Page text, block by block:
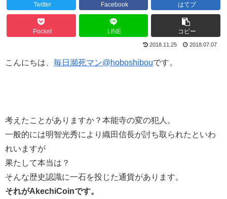
Twitter Facebook はてブ
Pocket LINE コピー
2018.11.25 2018.07.07
こんにちは、 毎日瀕死マン@hoboshibouです。
考えたことがありますか？本能寺の変の犯人。
一般的には明智光秀により織田信長が討ち取られたといわ
れいますが
果たして本当は？
そんな歴史認識に一石を投じた通貨があります。
それがAkechiCoinです。